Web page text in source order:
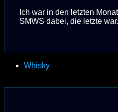
Ich war in den letzten
SMWS dabei, die letzte
Whisky